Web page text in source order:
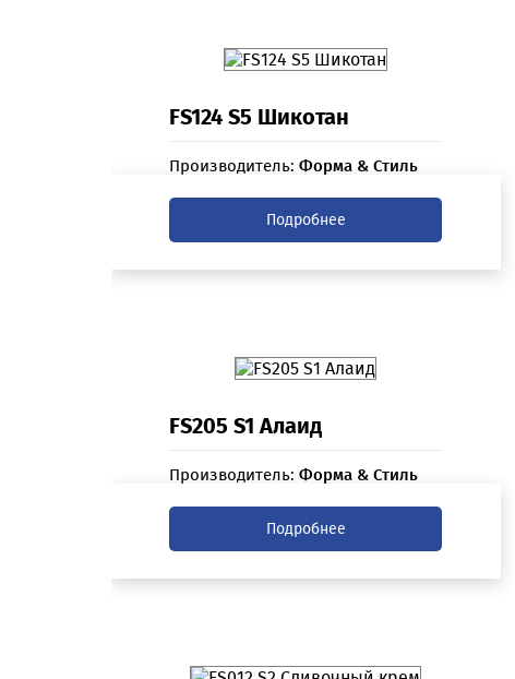
FS124 S5 Шикотан
Производитель:Форма & Стиль
Подробнее
FS205 S1 Алаид
Производитель:Форма & Стиль
Подробнее